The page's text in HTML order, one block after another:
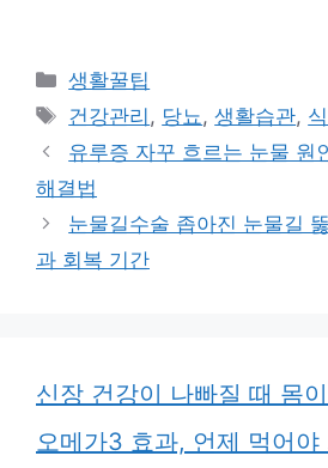
카
테
리
생활꿀팁
태
그
건강관리 , 당뇨,생활습관,
유루증 자꾸 흐르는 눈물 원
해결법
눈물길수술 좁아진 눈물길
과 회복 기간
신장 건강이 나빠질 때 몸
오메가3 효과, 언제 먹어야